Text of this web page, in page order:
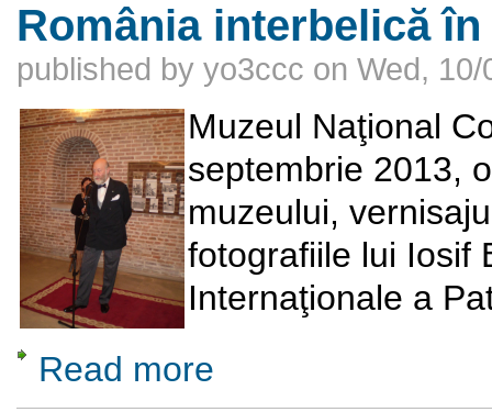
România interbelică
published by yo3ccc on Wed,
Muzeul Naţional
septembrie 2013,
muzeului,
fotografiile lui Iosif
Internaţionale a
Read more